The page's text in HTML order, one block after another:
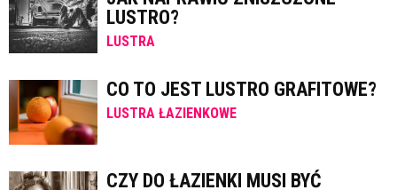
LUSTRO?
LUSTRA
CO TO JEST LUSTRO GRAFITOWE?
LUSTRA ŁAZIENKOWE
CZY DO ŁAZIENKI MUSI BYĆ